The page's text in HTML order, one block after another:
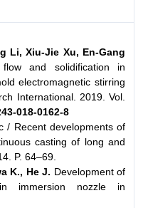
Li, Xiu-Jie Xu, En-Gang
and solidification in
electromagnetic stirring
International. 2019. Vol.
018-0162-8
/ Recent developments of
casting of long and
P. 64–69.
K., He J. Development of
immersion nozzle in